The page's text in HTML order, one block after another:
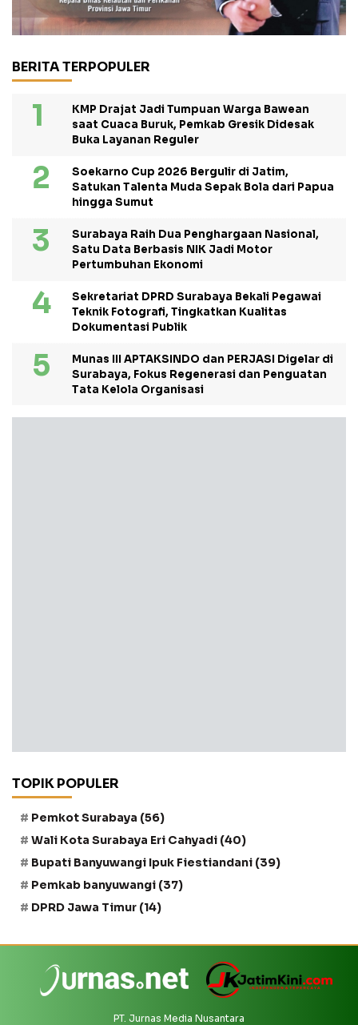
BERITA TERPOPULER
KMP Drajat Jadi Tumpuan Warga Bawean
saat Cuaca Buruk, Pemkab Gresik Didesak
Buka Layanan Reguler
Soekarno Cup 2026 Bergulir di Jatim,
Satukan Talenta Muda Sepak Bola dari Papua
hingga Sumut
Surabaya Raih Dua Penghargaan Nasional,
Satu Data Berbasis NIK Jadi Motor
Pertumbuhan Ekonomi
Sekretariat DPRD Surabaya Bekali Pegawai
Teknik Fotografi, Tingkatkan Kualitas
Dokumentasi Publik
Munas III APTAKSINDO dan PERJASI Digelar di
Surabaya, Fokus Regenerasi dan Penguatan
Tata Kelola Organisasi
TOPIK POPULER
Pemkot Surabaya (56)
Wali Kota Surabaya Eri Cahyadi (40)
Bupati Banyuwangi Ipuk Fiestiandani (39)
Pemkab banyuwangi (37)
DPRD Jawa Timur (14)
PT. Jurnas Media Nusantara